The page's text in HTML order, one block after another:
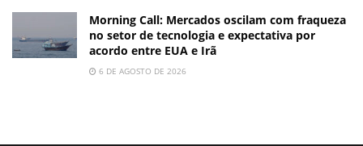
Morning Call: Mercados oscilam com fraqueza
no setor de tecnologia e expectativa por
acordo entre EUA e Irã
6 DE AGOSTO DE 2026